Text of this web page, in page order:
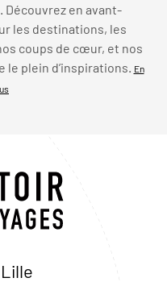
Découvrez en avant-
les destinations, les
coups de cœur, et nos
plein d’inspirations. En
Lille